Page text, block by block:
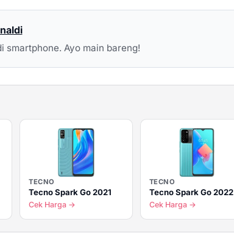
smartphone. Ayo main bareng!
TECNO
Tecno Spark Go 2021
Cek Harga →
TECNO
Tecno Spark Go 2022
Cek Harga →